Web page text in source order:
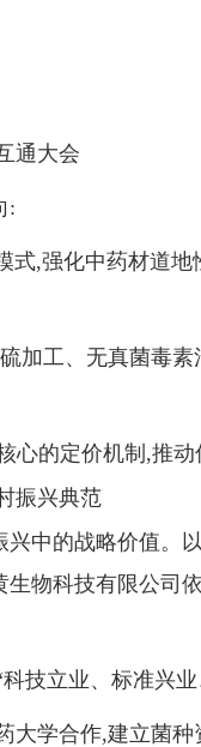
通大会
:
式,强化中药材道
加工、无真菌毒
心的定价机制,推
振兴典范
中的战略价值。
物科技有限公司
技立业、标准兴
大学合作,建立菌